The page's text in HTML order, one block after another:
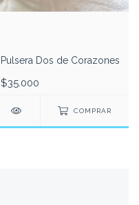
Pulsera Dos de Corazones
$35.000
COMPRAR